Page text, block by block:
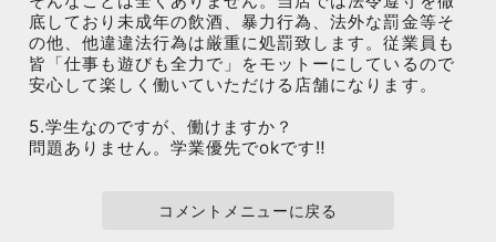
底しており未成年の飲酒、暴力行為、法外な罰金等そ
の他、他違違法行為は厳重に処罰致します。従業員も
皆「仕事も遊びも全力で」をモットーにしているので
安心して楽しく働いていただける店舗になります。
5.学生なのですが、働けますか？
問題ありません。学業優先でokです‼️
コメントメニューに戻る